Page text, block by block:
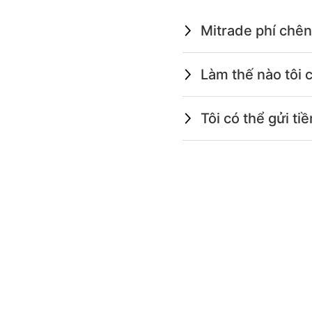
Mitrade phí
Làm thế nào tôi
Tôi có thể gửi